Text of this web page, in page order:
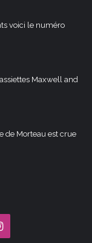
voici le numéro
Maxwell and
de Morteau est crue
Instagram